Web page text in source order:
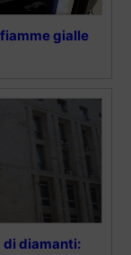
gialle
di diamanti: